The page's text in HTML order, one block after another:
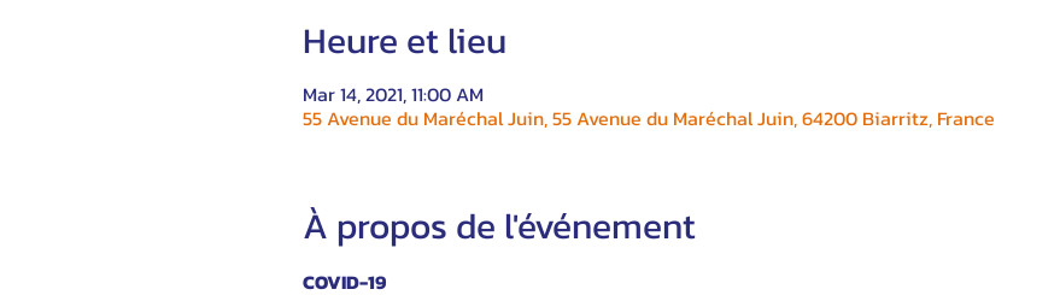
Heure et lieu
Mar 14, 2021, 11:00 AM
55 Avenue du Maréchal Juin, 55 Avenue du Maréchal Juin, 64200 Biarritz, France
À propos de l'événement
COVID-19